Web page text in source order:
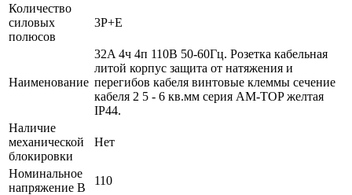
Количество
силовых
полюсов
3P+E
Наименование
32A 4ч 4п 110B 50-60Гц. Розетка кабельная
литой корпус защита от натяжения и
перегибов кабеля винтовые клеммы сечение
кабеля 2 5 - 6 кв.мм серия AM-TOP желтая
IP44.
Наличие
механической
блокировки
Нет
Номинальное
напряжение В
110